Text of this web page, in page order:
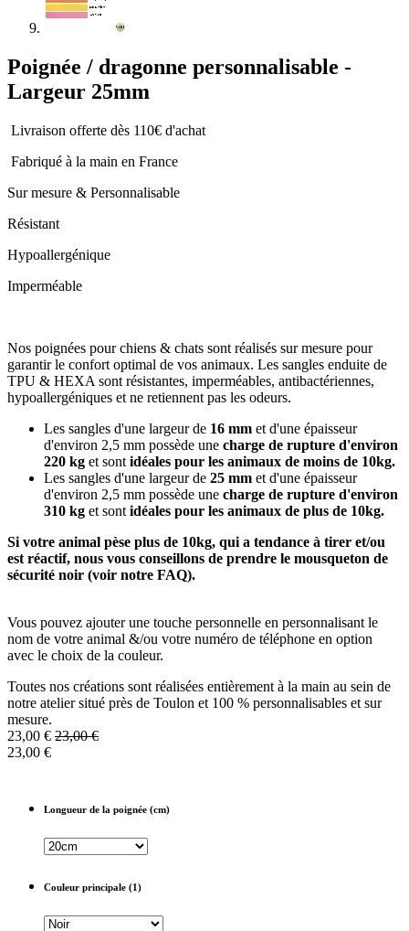
Poignée / dragonne personnalisable -
Largeur 25mm
Livraison offerte dès 110€ d'achat
Fabriqué à la main en France
Sur mesure & Personnalisable
Résistant
Hypoallergénique
Imperméable
Nos poignées pour chiens & chats sont réalisés sur mesure pour
garantir le confort optimal de vos animaux. Les sangles enduite de
TPU & HEXA sont résistantes, imperméables, antibactériennes,
hypoallergéniques et ne retiennent pas les odeurs.
Les sangles d'une largeur de 16 mm et d'une épaisseur
d'environ 2,5 mm possède une charge de rupture d'environ
220 kg et sont idéales pour les animaux de moins de 10kg.
Les sangles d'une largeur de 25 mm et d'une épaisseur
d'environ 2,5 mm possède une charge de rupture d'environ
310 kg et sont idéales pour les animaux de plus de 10kg.
Si votre animal pèse plus de 10kg, qui a tendance à tirer et/ou
est réactif, nous vous conseillons de prendre le mousqueton de
sécurité noir (voir notre FAQ).
Vous pouvez ajouter une touche personnelle en personnalisant le
nom de votre animal &/ou votre numéro de téléphone en option
avec le choix de la couleur.
Toutes nos créations sont réalisées entièrement à la main au sein de
notre atelier situé près de Toulon et 100 % personnalisables et sur
mesure.
23,00 € 23,00€
23,00 €
Longueur de la poignée (cm)
Couleur principale (1)